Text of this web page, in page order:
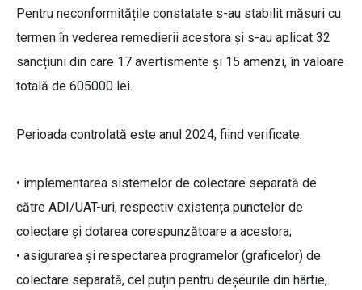
Pentru neconformitățile constatate s-au stabilit măsuri cu
termen în vederea remedierii acestora și s-au aplicat 32
sancțiuni din care 17 avertismente și 15 amenzi, în valoare
totală de 605000 lei.
Perioada controlată este anul 2024, fiind verificate:
• implementarea sistemelor de colectare separată de
către ADI/UAT-uri, respectiv existența punctelor de
colectare și dotarea corespunzătoare a acestora;
• asigurarea și respectarea programelor (graficelor) de
colectare separată, cel puțin pentru deșeurile din hârtie,